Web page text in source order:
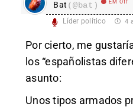
Bat (@bat) EM Off
Líder político 4
Por cierto, me
los “españolistas
asunto:
Unos tipos armados